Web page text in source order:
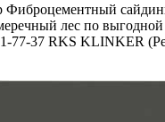
лес по
77-37 RKS KLINKER